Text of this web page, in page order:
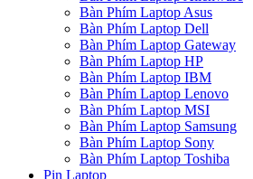
Bàn Phím Laptop Asus
Bàn Phím Laptop Dell
Bàn Phím Laptop Gateway
Bàn Phím Laptop HP
Bàn Phím Laptop IBM
Bàn Phím Laptop Lenovo
Bàn Phím Laptop MSI
Bàn Phím Laptop Samsung
Bàn Phím Laptop Sony
Bàn Phím Laptop Toshiba
Pin Laptop